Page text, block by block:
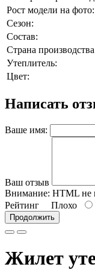
Рост модели на фото:
Сезон:
Состав:
Страна
Утеплитель:
Цвет:
Написать
Ваше имя:
Ваш отзыв
Внимание: HTML не
Рейтинг Плохо
Продолжить
Жилет